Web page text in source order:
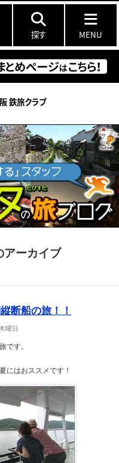
探す MENU
鉄旅クラブ
アーカイブ
断船の旅！！
曜日
です。
にはおススメです！